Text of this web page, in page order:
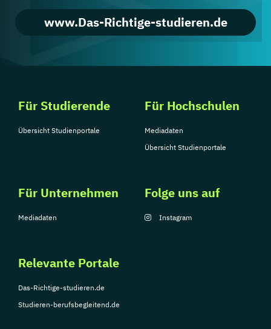
www.Das-Richtige-studieren.de
Für Studierende
Übersicht Studienportale
Für Hochschulen
Mediadaten
Übersicht Studienportale
Für Unternehmen
Mediadaten
Relevante Portale
Das-Richtige-studieren.de
Studieren-berufsbegleitend.de
Folge uns auf
Instagram